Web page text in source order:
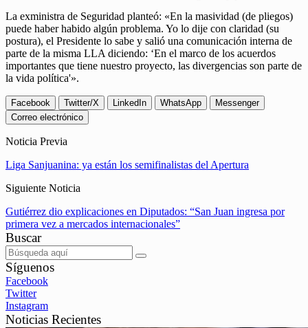
La exministra de Seguridad planteó: «En la masividad (de pliegos)
puede haber habido algún problema. Yo lo dije con claridad (su
postura), el Presidente lo sabe y salió una comunicación interna de
parte de la misma LLA diciendo: ‘En el marco de los acuerdos
importantes que tiene nuestro proyecto, las divergencias son parte de
la vida política'».
Facebook Twitter/X LinkedIn WhatsApp
Messenger
Correo electrónico
Noticia Previa
Liga Sanjuanina: ya están los semifinalistas del Apertura
Siguiente Noticia
Gutiérrez dio explicaciones en Diputados: “San Juan ingresa por
primera vez a mercados internacionales”
Buscar
Síguenos
Facebook
Twitter
Instagram
Noticias Recientes